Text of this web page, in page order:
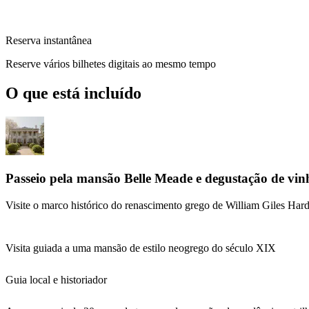
Reserva instantânea
Reserve vários bilhetes digitais ao mesmo tempo
O que está incluído
Passeio pela mansão Belle Meade e degustação de
Visite o marco histórico do renascimento grego de William Giles
Visita guiada a uma mansão de estilo neogrego do século XIX
Guia local e historiador